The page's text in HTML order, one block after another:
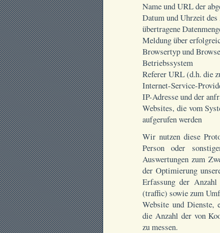
Name und URL der
Datum und Uhrzeit
übertragene
Meldung über
Browsertyp und
Betriebssystem
Referer URL (d.h. die
Internet-Service-
IP-Adresse und der
Websites, die vom
aufgerufen werden
Wir nutzen diese
Person oder
Auswertungen zum
der Optimierung
Erfassung der
(traffic) sowie zum
Website und Dienste,
die Anzahl der von
zu messen.